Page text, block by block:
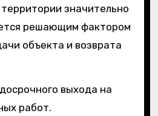
значительно
решающим фактором
объекта и возврата
выхода на
работ.